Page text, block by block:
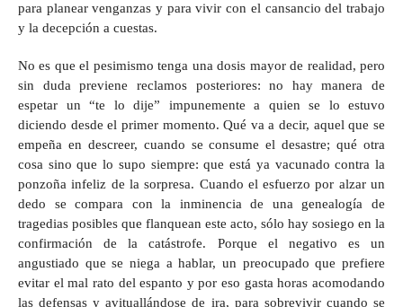
para planear venganzas y para vivir con el cansancio del trabajo
y la decepción a cuestas.
No es que el pesimismo tenga una dosis mayor de realidad, pero
sin duda previene reclamos posteriores: no hay manera de
espetar un “te lo dije” impunemente a quien se lo estuvo
diciendo desde el primer momento. Qué va a decir, aquel que se
empeña en descreer, cuando se consume el desastre; qué otra
cosa sino que lo supo siempre: que está ya vacunado contra la
ponzoña infeliz de la sorpresa. Cuando el esfuerzo por alzar un
dedo se compara con la inminencia de una genealogía de
tragedias posibles que flanquean este acto, sólo hay sosiego en la
confirmación de la catástrofe. Porque el negativo es un
angustiado que se niega a hablar, un preocupado que prefiere
evitar el mal rato del espanto y por eso gasta horas acomodando
las defensas y avituallándose de ira, para sobrevivir cuando se